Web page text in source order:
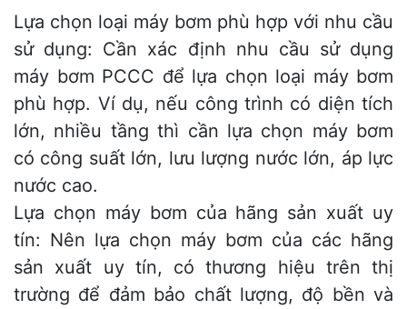
Lựa chọn loại máy bơm phù hợp với nhu cầu
sử dụng: Cần xác định nhu cầu sử dụng
máy bơm PCCC để lựa chọn loại máy bơm
phù hợp. Ví dụ, nếu công trình có diện tích
lớn, nhiều tầng thì cần lựa chọn máy bơm
có công suất lớn, lưu lượng nước lớn, áp lực
nước cao.
Lựa chọn máy bơm của hãng sản xuất uy
tín: Nên lựa chọn máy bơm của các hãng
sản xuất uy tín, có thương hiệu trên thị
trường để đảm bảo chất lượng, độ bền và